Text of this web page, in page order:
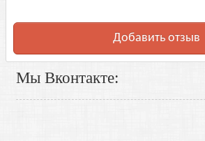
Добавить отзыв
Мы Вконтакте: